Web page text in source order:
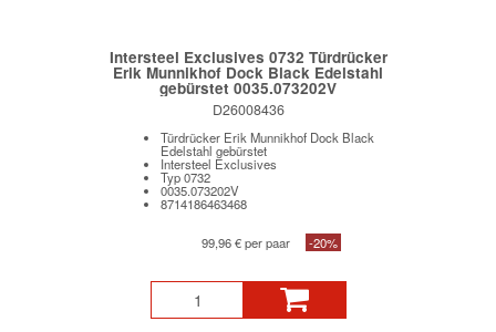
Intersteel Exclusives 0732 Türdrücker
Erik Munnikhof Dock Black Edelstahl
gebürstet 0035.073202V
D26008436
Türdrücker Erik Munnikhof Dock Black
Edelstahl gebürstet
Intersteel Exclusives
Typ 0732
0035.073202V
8714186463468
99,96 € per paar -20%